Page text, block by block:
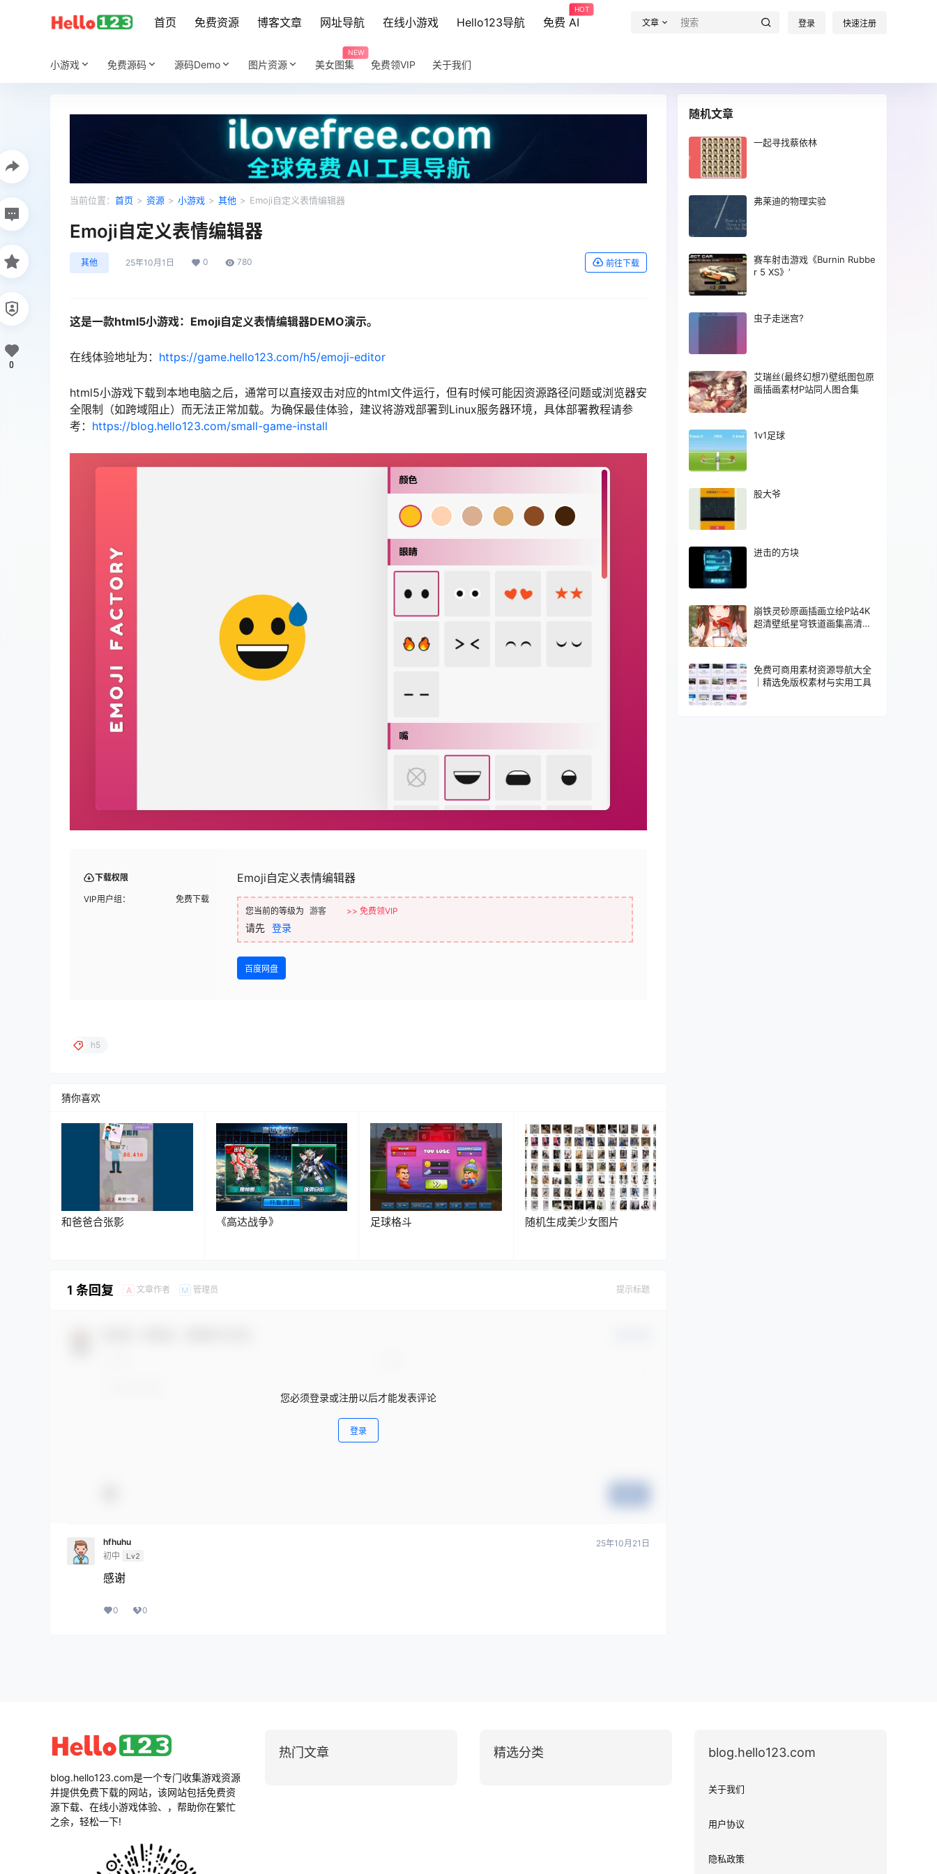
首页 免费资源 博客文章 网址导航 在线小游戏 Hello123导航 免费 AI
HOT
文章 登录 快速注册
小游戏 免费源码 源码Demo 图片资源 美女图集
NEW
免费领VIP 关于我们
当前位置： 首页 > 资源 > 小游戏 > 其他 > Emoji自定义表情编辑器
Emoji自定义表情编辑器
其他 25年10月1日 0 780 前往下载
这是一款html5小游戏：Emoji自定义表情编辑器DEMO演示。
在线体验地址为： https://game.hello123.com/h5/emoji-editor
html5小游戏下载到本地电脑之后，通常可以直接双击对应的html文件运行，但有时候可能因资源路径问题或浏览器安
全限制（如跨域阻止）而无法正常加载。为确保最佳体验，建议将游戏部署到Linux服务器环境，具体部署教程请参
考： https://blog.hello123.com/small-game-install
下载权限
VIP用户组： 免费下载
Emoji自定义表情编辑器
您当前的等级为 游客 >> 免费领VIP
请先 登录
百度网盘
0
h5
猜你喜欢
和爸爸合张影 《高达战争》 足球格斗 随机生成美少女图片
1 条回复 A 文章作者 M 管理员 提示标题
您必须登录或注册以后才能发表评论
登录
hfhuhu
初中
Lv2
25年10月21日
感谢
0 0
随机文章
一起寻找蔡依林
弗莱迪的物理实验
赛车射击游戏《Burnin Rubbe
r 5 XS》’
虫子走迷宫?
艾瑞丝(最终幻想7)壁纸图包原
画插画素材P站同人图合集
1v1足球
股大爷
进击的方块
崩铁灵砂原画插画立绘P站4K
超清壁纸星穹铁道画集高清图
免费可商用素材资源导航大全
｜精选免版权素材与实用工具
blog.hello123.com是一个专门收集游戏资源
并提供免费下载的网站，该网站包括免费资
源下载、在线小游戏体验、，帮助你在繁忙
之余，轻松一下!
热门文章 精选分类 blog.hello123.com
关于我们
用户协议
隐私政策